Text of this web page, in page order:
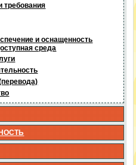
требования
и оснащенность
среда